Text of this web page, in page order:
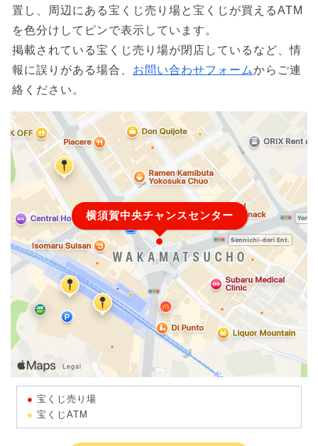
置し、周辺にある宝くじ売り場と宝くじが買えるATM
を色分けしてピンで表示しています。
掲載されている宝くじ売り場が閉店しているなど、情
報に誤りがある場合、 お問い合わせフォームからご連
絡ください。
横須賀中央チャンスセンター
宝くじ売り場
宝くじATM